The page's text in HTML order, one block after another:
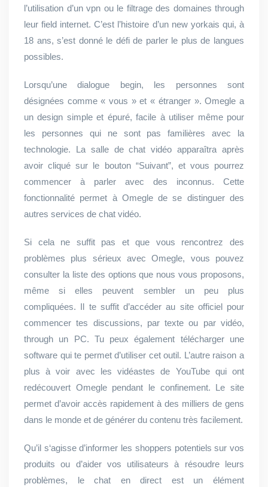
l’utilisation d’un vpn ou le filtrage des domaines through
leur field internet. C’est l’histoire d’un new yorkais qui, à
18 ans, s’est donné le défi de parler le plus de langues
possibles.
Lorsqu’une dialogue begin, les personnes sont
désignées comme « vous » et « étranger ». Omegle a
un design simple et épuré, facile à utiliser même pour
les personnes qui ne sont pas familières avec la
technologie. La salle de chat vidéo apparaîtra après
avoir cliqué sur le bouton “Suivant”, et vous pourrez
commencer à parler avec des inconnus. Cette
fonctionnalité permet à Omegle de se distinguer des
autres services de chat vidéo.
Si cela ne suffit pas et que vous rencontrez des
problèmes plus sérieux avec Omegle, vous pouvez
consulter la liste des options que nous vous proposons,
même si elles peuvent sembler un peu plus
compliquées. Il te suffit d’accéder au site officiel pour
commencer tes discussions, par texte ou par vidéo,
through un PC. Tu peux également télécharger une
software qui te permet d’utiliser cet outil. L’autre raison a
plus à voir avec les vidéastes de YouTube qui ont
redécouvert Omegle pendant le confinement. Le site
permet d’avoir accès rapidement à des milliers de gens
dans le monde et de générer du contenu très facilement.
Qu’il s‘agisse d’informer les shoppers potentiels sur vos
produits ou d’aider vos utilisateurs à résoudre leurs
problèmes, le chat en direct est un élément